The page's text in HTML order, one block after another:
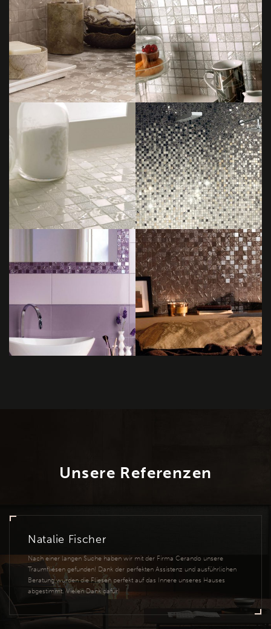
Unsere Referenzen
Natalie Fischer
Nach einer langen Suche haben wir mit der Firma Cerando unsere
Traumfliesen gefunden! Dank der perfekten Assistenz und ausführlichen
Beratung wurden die Fliesen perfekt auf das Innere unseres Hauses
abgestimmt. Vielen Dank dafür!